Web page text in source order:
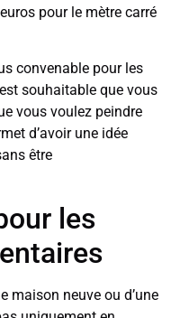
pour le mètre carré
convenable pour les
souhaitable que vous
vous voulez peindre
d’avoir une idée
être
les
maison neuve ou d’une